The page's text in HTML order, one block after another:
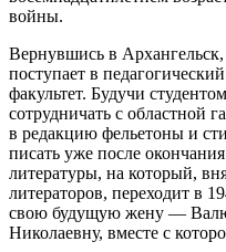
войны.
Вернувшись в
поступает в
факультет. Будучи
сотрудничать с областной
в редакцию фельетоны и
писать уже после
литературы, на который,
литераторов, переходит в
свою будущую жену —
Николаевну, вместе с